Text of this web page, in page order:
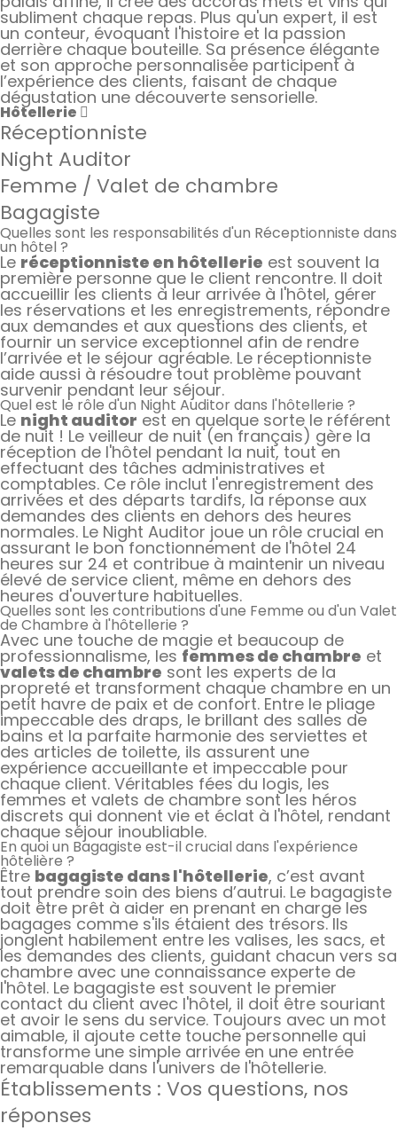
subliment chaque repas. Plus qu'un expert, il est
un conteur, évoquant l'histoire et la passion
derrière chaque bouteille. Sa présence élégante
et son approche personnalisée participent à
l’expérience des clients, faisant de chaque
dégustation une découverte sensorielle.
Hôtellerie
Réceptionniste
Night Auditor
Femme / Valet de chambre
Bagagiste
Quelles sont les responsabilités d'un Réceptionniste dans
un hôtel ?
Le réceptionniste en hôtellerie est souvent la
première personne que le client rencontre. Il doit
accueillir les clients à leur arrivée à l'hôtel, gérer
les réservations et les enregistrements, répondre
aux demandes et aux questions des clients, et
fournir un service exceptionnel afin de rendre
l’arrivée et le séjour agréable. Le réceptionniste
aide aussi à résoudre tout problème pouvant
survenir pendant leur séjour.
Quel est le rôle d'un Night Auditor dans l'hôtellerie ?
Le night auditor est en quelque sorte le référent
de nuit ! Le veilleur de nuit (en français) gère la
réception de l'hôtel pendant la nuit, tout en
effectuant des tâches administratives et
comptables. Ce rôle inclut l'enregistrement des
arrivées et des départs tardifs, la réponse aux
demandes des clients en dehors des heures
normales. Le Night Auditor joue un rôle crucial en
assurant le bon fonctionnement de l'hôtel 24
heures sur 24 et contribue à maintenir un niveau
élevé de service client, même en dehors des
heures d'ouverture habituelles.
Quelles sont les contributions d'une Femme ou d'un Valet
de Chambre à l'hôtellerie ?
Avec une touche de magie et beaucoup de
professionnalisme, les femmes de chambre et
valets de chambre sont les experts de la
propreté et transforment chaque chambre en un
petit havre de paix et de confort. Entre le pliage
impeccable des draps, le brillant des salles de
bains et la parfaite harmonie des serviettes et
des articles de toilette, ils assurent une
expérience accueillante et impeccable pour
chaque client. Véritables fées du logis, les
femmes et valets de chambre sont les héros
discrets qui donnent vie et éclat à l'hôtel, rendant
chaque séjour inoubliable.
En quoi un Bagagiste est-il crucial dans l'expérience
hôtelière ?
Être bagagiste dans l'hôtellerie, c’est avant
tout prendre soin des biens d’autrui. Le bagagiste
doit être prêt à aider en prenant en charge les
bagages comme s'ils étaient des trésors. Ils
jonglent habilement entre les valises, les sacs, et
les demandes des clients, guidant chacun vers sa
chambre avec une connaissance experte de
l'hôtel. Le bagagiste est souvent le premier
contact du client avec l'hôtel, il doit être souriant
et avoir le sens du service. Toujours avec un mot
aimable, il ajoute cette touche personnelle qui
transforme une simple arrivée en une entrée
remarquable dans l'univers de l'hôtellerie.
Établissements : Vos questions, nos
réponses